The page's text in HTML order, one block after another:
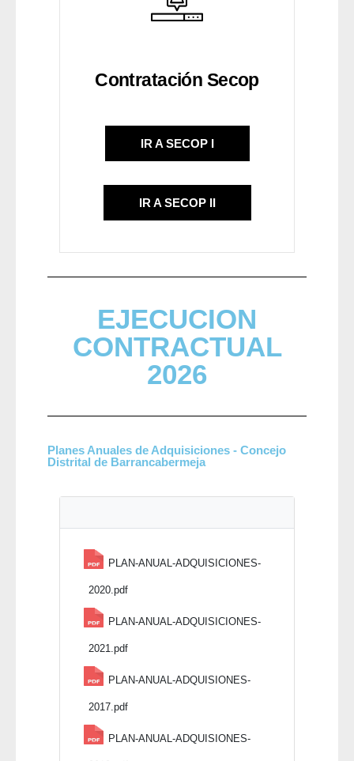
Contratación Secop
IR A SECOP I
IR A SECOP II
EJECUCION
CONTRACTUAL
2026
Planes Anuales de Adquisiciones - Concejo
Distrital de Barrancabermeja
PLAN-ANUAL-ADQUISICIONES-
2020.pdf
PLAN-ANUAL-ADQUISICIONES-
2021.pdf
PLAN-ANUAL-ADQUISIONES-
2017.pdf
PLAN-ANUAL-ADQUISIONES-